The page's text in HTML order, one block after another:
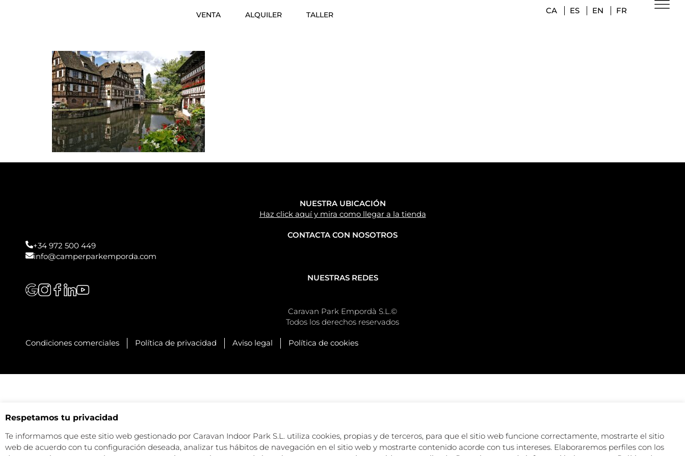
VENTA ALQUILER TALLER CA ES EN FR
NUESTRA UBICACIÓN
Haz click aquí y mira como llegar a la tienda
CONTACTA CON NOSOTROS
+34 972 500 449
info@camperparkemporda.com
NUESTRAS REDES
Caravan Park Empordà S.L.©
Todos los derechos reservados
Condiciones comerciales Política de privacidad Aviso legal Política de cookies
Respetamos tu privacidad
Te informamos que este sitio web gestionado por Caravan Indoor Park S.L. utiliza cookies, propias y de terceros, para que el sitio web funcione correctamente, mostrarte el sitio
web de acuerdo con tu configuración deseada, analizar tus hábitos de navegación en el sitio web y mostrarte contenido acorde con tus intereses. Elaboraremos perfiles con los